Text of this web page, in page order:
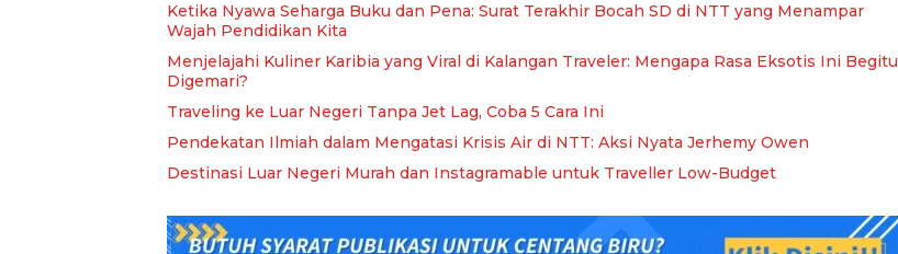
Ketika Nyawa Seharga Buku dan Pena: Surat Terakhir Bocah SD di NTT yang Menampar
Wajah Pendidikan Kita
Menjelajahi Kuliner Karibia yang Viral di Kalangan Traveler: Mengapa Rasa Eksotis Ini Begitu
Digemari?
Traveling ke Luar Negeri Tanpa Jet Lag, Coba 5 Cara Ini
Pendekatan Ilmiah dalam Mengatasi Krisis Air di NTT: Aksi Nyata Jerhemy Owen
Destinasi Luar Negeri Murah dan Instagramable untuk Traveller Low-Budget